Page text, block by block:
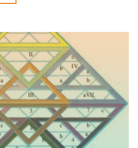
–
kegyelem
törvényvilága
3."